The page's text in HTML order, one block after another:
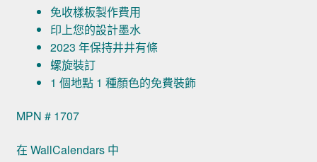
免收樣板製作費用
印上您的設計墨水
2023 年保持井井有條
螺旋裝訂
1 個地點 1 種顏色的免費裝飾
MPN # 1707
在 WallCalendars 中